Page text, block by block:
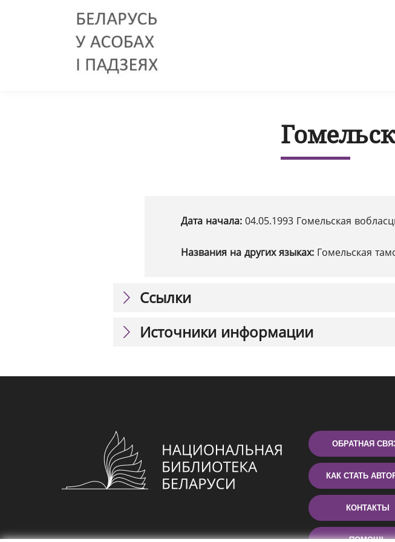
Дата начала: 04.05.1993 Гомельская
Названия на других языках: Гомельская
Ссылки
Источники информации
ОБРАТНАЯ
КАК СТАТЬ
КОНТАКТЫ
ПОМОЩЬ